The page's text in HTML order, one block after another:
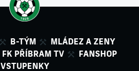
B-TÝM
MLÁDEZ A ZENY
FK PŘÍBRAM TV
FANSHOP
VSTUPENKY